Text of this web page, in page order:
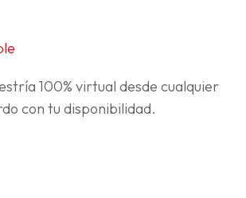
100% virtual desde cualquier
con tu disponibilidad.